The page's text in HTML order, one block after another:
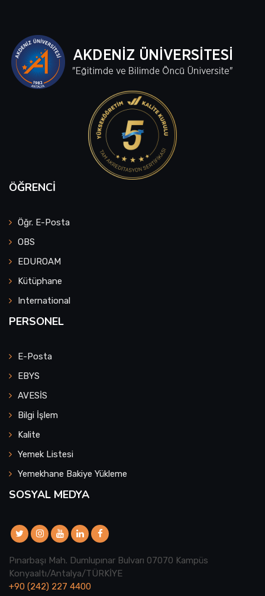
ÖĞRENCI
Öğr. E-Posta
OBS
EDUROAM
Kütüphane
International
PERSONEL
E-Posta
EBYS
AVESİS
Bilgi İşlem
Kalite
Yemek Listesi
Yemekhane Bakiye Yükleme
SOSYAL MEDYA
Pınarbaşı Mah. Dumlupınar Bulvarı 07070 Kampüs
Konyaaltı/Antalya/TÜRKİYE
+90 (242) 227 4400